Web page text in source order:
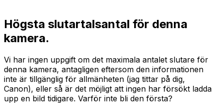
Högsta slutartalsantal för denna
kamera.
Vi har ingen uppgift om det maximala antalet slutare för
denna kamera, antagligen eftersom den informationen
inte är tillgänglig för allmänheten (jag tittar på dig,
Canon), eller så är det möjligt att ingen har försökt ladda
upp en bild tidigare. Varför inte bli den första?